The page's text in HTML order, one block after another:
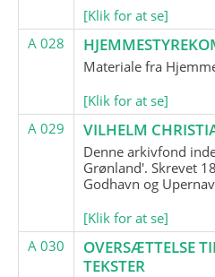
[Klik for at se]
A 028
Materiale fra
[Klik for at se]
A 029
VILHELM
Denne arkivfond
Grønland'. Skrevet
Godhavn og
[Klik for at se]
A 030
OVERSÆTTELSE
TEKSTER